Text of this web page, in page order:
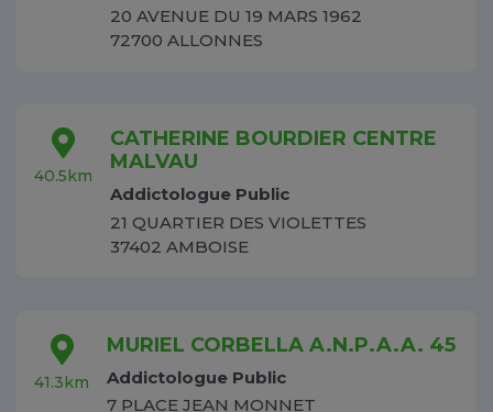
20 AVENUE DU 19 MARS 1962
72700 ALLONNES
40.5km
CATHERINE BOURDIER CENTRE
MALVAU
Addictologue Public
21 QUARTIER DES VIOLETTES
37402 AMBOISE
41.3km
MURIEL CORBELLA A.N.P.A.A. 45
Addictologue Public
7 PLACE JEAN MONNET